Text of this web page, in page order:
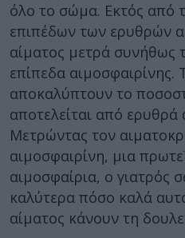
όλο το σώμα. Εκτός από
επιπέδων των ερυθρών
αίματος μετρά συνήθως
επίπεδα αιμοσφαιρίνης.
αποκαλύπτουν το
αποτελείται από ερυθρά
Μετρώντας τον
αιμοσφαιρίνη, μια
αιμοσφαίρια, ο γιατρός
καλύτερα πόσο καλά
αίματος κάνουν τη